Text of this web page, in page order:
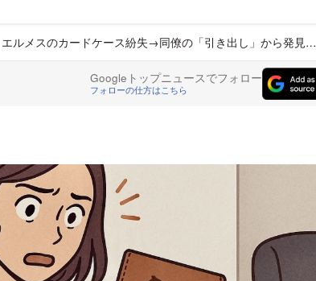
エルメスのカードケース紛失→同僚の「引き出し」から発見
Googleトップニュースでフォロー
フォローの仕方はこちら